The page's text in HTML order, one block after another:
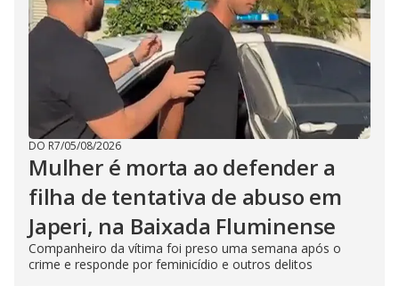
DO R7/05/08/2026
Mulher é morta ao defender a
filha de tentativa de abuso em
Japeri, na Baixada Fluminense
Companheiro da vítima foi preso uma semana após o
crime e responde por feminicídio e outros delitos